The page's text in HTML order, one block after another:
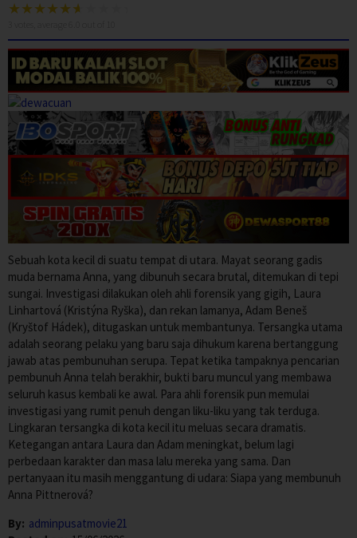
Sebuah kota kecil di suatu tempat di utara. Mayat seorang gadis
muda bernama Anna, yang dibunuh secara brutal, ditemukan di tepi
sungai. Investigasi dilakukan oleh ahli forensik yang gigih, Laura
Linhartová (Kristýna Ryška), dan rekan lamanya, Adam Beneš
(Kryštof Hádek), ditugaskan untuk membantunya. Tersangka utama
adalah seorang pelaku yang baru saja dihukum karena bertanggung
jawab atas pembunuhan serupa. Tepat ketika tampaknya pencarian
pembunuh Anna telah berakhir, bukti baru muncul yang membawa
seluruh kasus kembali ke awal. Para ahli forensik pun memulai
investigasi yang rumit penuh dengan liku-liku yang tak terduga.
Lingkaran tersangka di kota kecil itu meluas secara dramatis.
Ketegangan antara Laura dan Adam meningkat, belum lagi
perbedaan karakter dan masa lalu mereka yang sama. Dan
pertanyaan itu masih menggantung di udara: Siapa yang membunuh
Anna Pittnerová?
By: adminpusatmovie21